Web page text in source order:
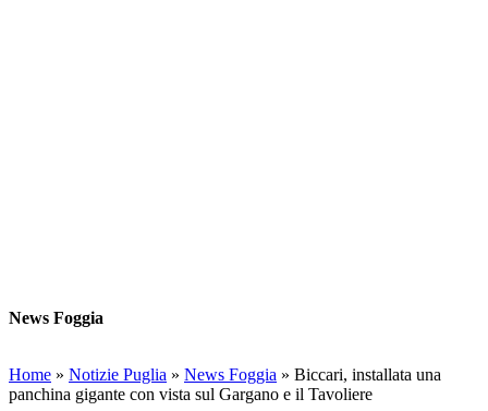
News Foggia
Home » Notizie Puglia » News Foggia » Biccari, installata una
panchina gigante con vista sul Gargano e il Tavoliere